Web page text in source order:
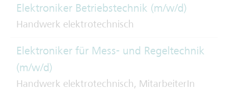
Elektroniker Betriebstechnik (m/w/d)
Handwerk elektrotechnisch
Elektroniker für Mess- und Regeltechnik
(m/w/d)
Handwerk elektrotechnisch, MitarbeiterIn